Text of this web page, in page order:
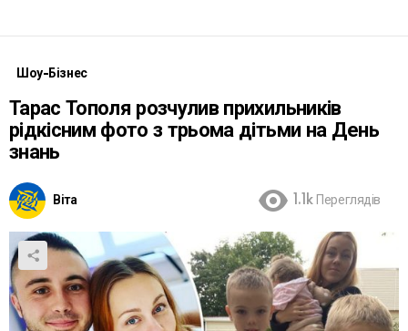
Шоу-Бізнес
Тарас Тополя розчулив прихильників
рідкісним фото з трьома дітьми на День
знань
Віта 1.1k Переглядів